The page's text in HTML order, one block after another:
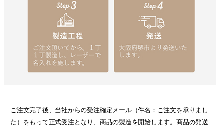
ご注文完了後、当社からの受注確定メール（件名：ご注文を承りまし
た）をもって正式受注となり、商品の製造を開始します。商品の発送